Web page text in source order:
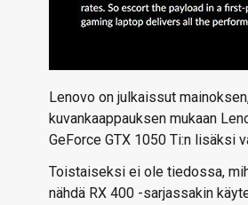
Lenovo on julkaissut
kuvankaappauksen mukaan
GeForce GTX 1050 Ti:n lisäksi
Toistaiseksi ei ole tiedossa,
nähdä RX 400 -sarjassakin